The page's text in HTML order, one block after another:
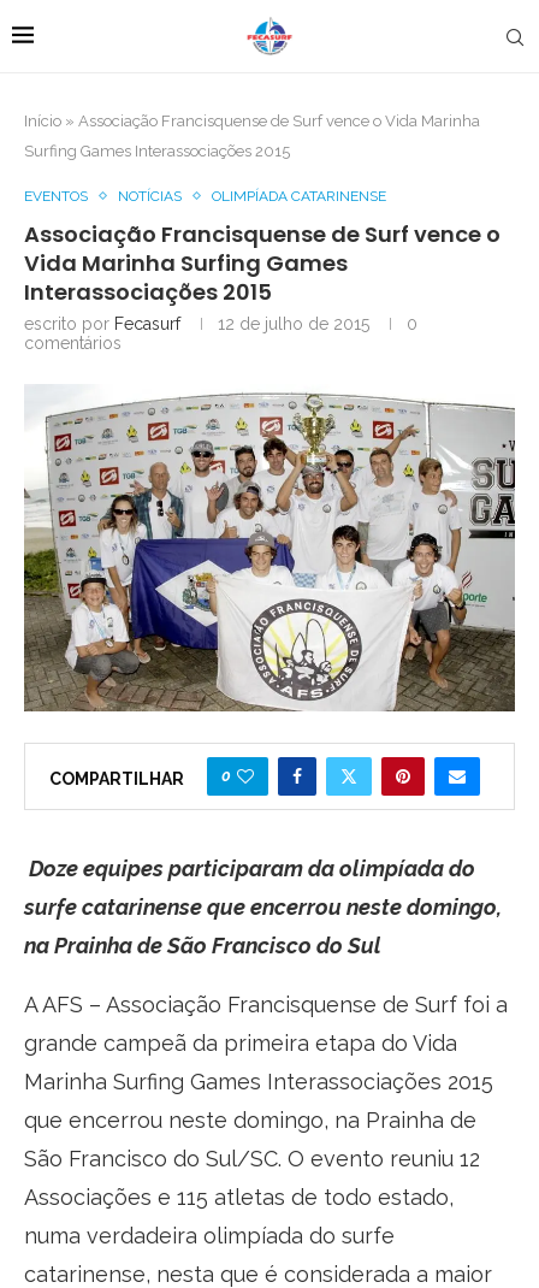
Início » Associação Francisquense de Surf vence o Vida Marinha
Surfing Games Interassociações 2015
EVENTOS NOTÍCIAS OLIMPÍADA CATARINENSE
Associação Francisquense de Surf vence o
Vida Marinha Surfing Games
Interassociações 2015
escrito por Fecasurf 12 de julho de 2015
0
comentários
COMPARTILHAR 0
Doze equipes participaram da olimpíada do
surfe catarinense que encerrou neste domingo,
na Prainha de São Francisco do Sul
A AFS – Associação Francisquense de Surf foi a
grande campeã da primeira etapa do Vida
Marinha Surfing Games Interassociações 2015
que encerrou neste domingo, na Prainha de
São Francisco do Sul/SC. O evento reuniu 12
Associações e 115 atletas de todo estado,
numa verdadeira olimpíada do surfe
catarinense, nesta que é considerada a maior